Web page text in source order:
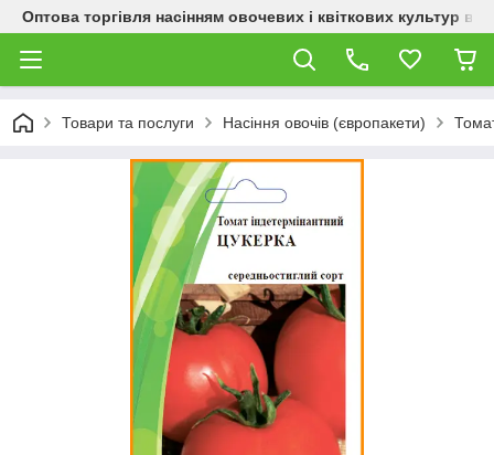
Оптова торгівля насінням овочевих і квіткових культур
Товари та послуги Насіння овочів (європакети)